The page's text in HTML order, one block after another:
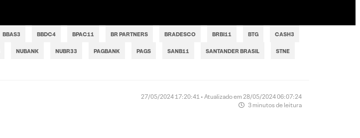
BBAS3 BBDC4 BPAC11 BR PARTNERS BRADESCO BRBI11 BTG CASH3
NUBANK NUBR33 PAGBANK PAGS SANB11 SANTANDER BRASIL STNE
27/05/2024 17:20:41 • Atualizado em 28/05/2024 06:07:24
3 minutos de leitura